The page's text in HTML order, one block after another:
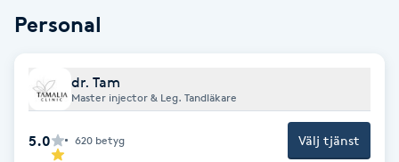
Gravidmassage
Gravidyoga
Personal
dr. Tam
Master injector & Leg. Tandläkare
5.0 620 betyg Välj tjänst